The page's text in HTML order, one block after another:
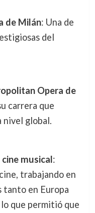
de Milán: Una de
del
Opera de
carrera que
nivel global.
musical:
trabajando en
tanto en Europa
que permitió que